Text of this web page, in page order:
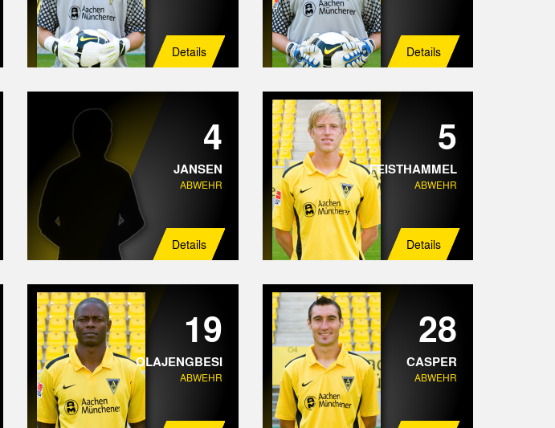
Details Details
4
JANSEN
ABWEHR
Details
5
FEISTHAMMEL
ABWEHR
Details
19
OLAJENGBESI
ABWEHR
28
CASPER
ABWEHR